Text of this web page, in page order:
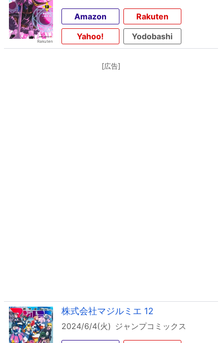
Amazon
Rakuten
Yahoo!
Yodobashi
[広告]
株式会社マジルミエ 12
2024/6/4(火) ジャンプコミックス